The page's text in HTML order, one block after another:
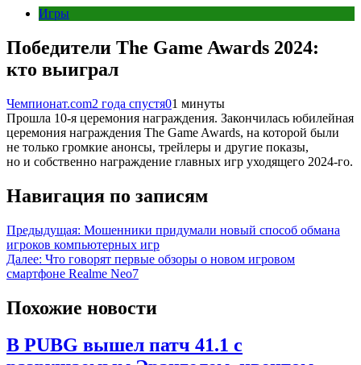
Игры
Победители The Game Awards 2024:
кто выиграл
Чемпионат.com2 года спустя01 минуты
Прошла 10-я церемония награждения. Закончилась юбилейная
церемония награждения The Game Awards, на которой были
не только громкие анонсы, трейлеры и другие показы,
но и собственно награждение главных игр уходящего 2024-го.
Навигация по записям
Предыдущая: Мошенники придумали новый способ обмана
игроков компьютерных игр
Далее: Что говорят первые обзоры о новом игровом
смартфоне Realme Neo7
Похожие новости
В PUBG вышел патч 41.1 с